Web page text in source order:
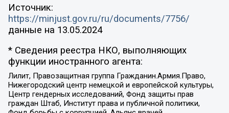
Источник:
https://minjust.gov.ru/ru/documents/7756/
данные на 13.05.2024
* Сведения реестра НКО, выполняющих
функции иностранного агента:
Лилит, Правозащитная группа Гражданин.Армия.Право,
Нижегородский центр немецкой и европейской культуры,
Центр гендерных исследований, Фонд защиты прав
граждан Штаб, Институт права и публичной политики,